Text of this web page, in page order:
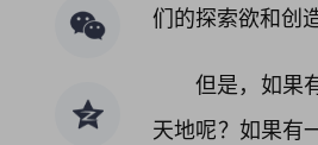
们的探索欲和创
但是，如果
天地呢？如果有